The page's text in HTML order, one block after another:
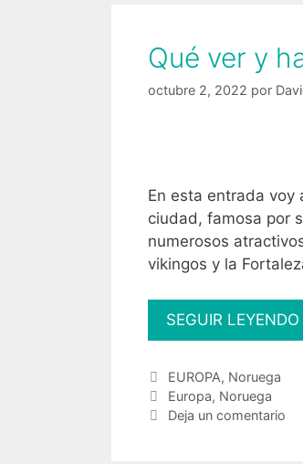
Qué ver y
octubre 2, 2022 por
En esta entrada voy
ciudad, famosa por
numerosos
vikingos y la
SEGUIR LEYENDO
Categorías
EUROPA, Noruega
Etiquetas
Europa, Noruega
Deja un comentario